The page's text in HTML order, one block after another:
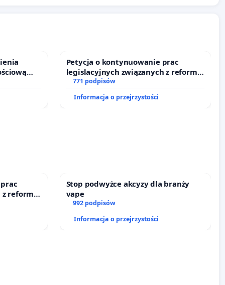
Petycja o kontynuowanie prac
legislacyjnych związanych z reformą
prawa rodzinnego
771 podpisów
Informacja o przejrzystości
reformą
Stop podwyżce akcyzy dla branży
vape
992 podpisów
Informacja o przejrzystości